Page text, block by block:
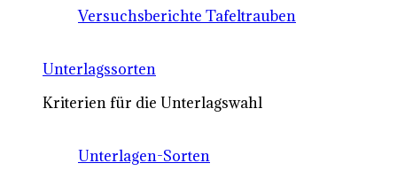
Versuchsberichte Tafeltrauben
Unterlagssorten
Kriterien für die Unterlagswahl
Unterlagen-Sorten